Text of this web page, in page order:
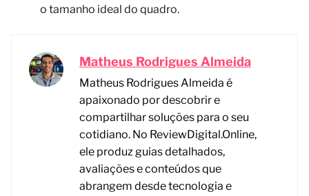
o tamanho ideal do quadro.
Matheus Rodrigues Almeida
Matheus Rodrigues Almeida é
apaixonado por descobrir e
compartilhar soluções para o seu
cotidiano. No ReviewDigital.Online,
ele produz guias detalhados,
avaliações e conteúdos que
abrangem desde tecnologia e